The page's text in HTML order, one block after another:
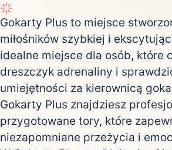
Gokarty Plus to miejsce
miłośników szybkiej i
idealne miejsce dla osób, które
dreszczyk adrenaliny i
umiejętności za kierownicą
Gokarty Plus znajdziesz
przygotowane tory, które
niezapomniane przeżycia i